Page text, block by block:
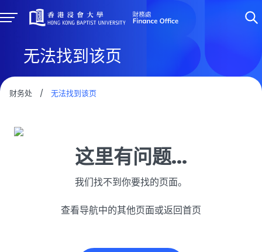
无法找到该页
财务处 / 无法找到该页
这里有问题...
我们找不到你要找的页面。
查看导航中的其他页面或返回首页